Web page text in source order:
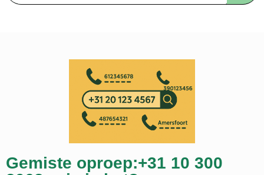
Gemiste oproep:+31 10 300